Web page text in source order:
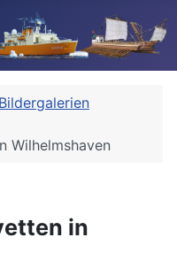
Bildergalerien
Wilhelmshaven
in